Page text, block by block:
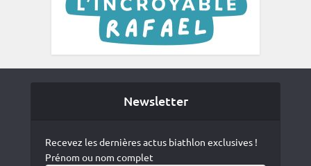
Newsletter
Recevez les dernières actus biathlon exclusives !
Prénom ou nom complet